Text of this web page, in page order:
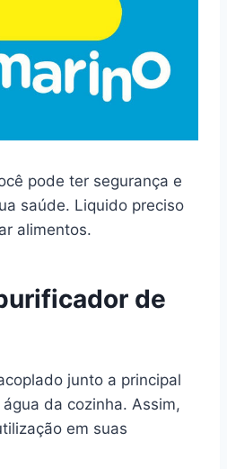
pode ter segurança e
saúde. Liquido preciso
alimentos.
de
junto a principal
da cozinha. Assim,
em suas